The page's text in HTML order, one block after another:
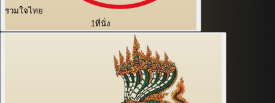
รวมใจไทย
1ที่นั่ง